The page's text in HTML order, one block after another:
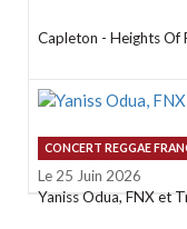
Capleton - Heights Of
CONCERT REGGAE
Le 25 Juin 2026
Yaniss Odua, FNX et